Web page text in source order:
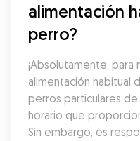
alimentación
perro?
¡Absolutamente, para
alimentación habitual
perros particulares de
horario que
Sin embargo, es